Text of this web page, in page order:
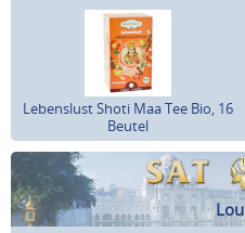
Lebenslust Shoti Maa Tee Bio, 16
Beutel